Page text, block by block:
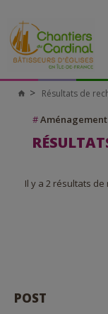
Chantiers
Cardinal
Résultats de
#
Il y a 2 résultats
POST